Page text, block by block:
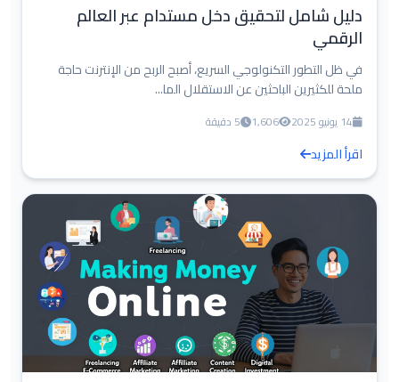
دليل شامل لتحقيق دخل مستدام عبر العالم
الرقمي
في ظل التطور التكنولوجي السريع، أصبح الربح من الإنترنت حاجة
ملحة للكثيرين الباحثين عن الاستقلال الما...
14 يونيو 2025 1,606 5 دقيقة
اقرأ المزيد